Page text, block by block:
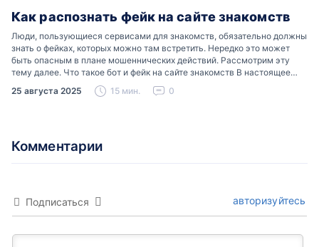
Как распознать фейк на сайте знакомств
Люди, пользующиеся сервисами для знакомств, обязательно должны
знать о фейках, которых можно там встретить. Нередко это может
быть опасным в плане мошеннических действий. Рассмотрим эту
тему далее. Что такое бот и фейк на сайте знакомств В настоящее
время можно встретить свою…
25 августа 2025 15 мин. 0
Комментарии
Подписаться авторизуйтесь